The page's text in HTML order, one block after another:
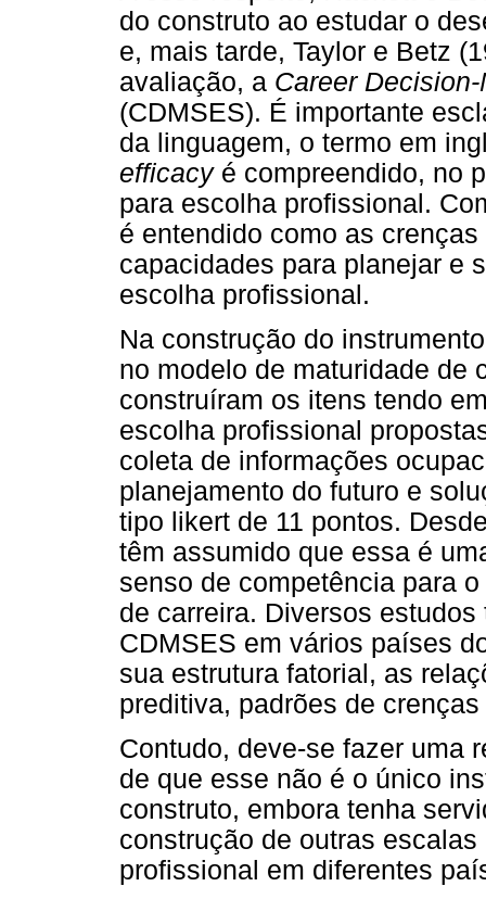
do construto ao estudar o
e, mais tarde, Taylor e Betz
avaliação, a Career
(CDMSES). É importante
da linguagem, o termo em
efficacyé compreendido, no
para escolha profissional.
é entendido como as
capacidades para planejar e
escolha profissional.
Na construção do
no modelo de maturidade de
construíram os itens tendo
escolha profissional
coleta de informações
planejamento do futuro e
tipo likert de 11 pontos.
têm assumido que essa é
senso de competência para
de carreira. Diversos
CDMSES em vários países
sua estrutura fatorial, as
preditiva, padrões de
Contudo, deve-se fazer uma
de que esse não é o único
construto, embora tenha
construção de outras
profissional em diferentes